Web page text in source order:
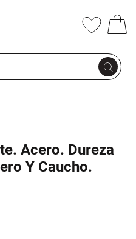
Acero. Dureza
Y Caucho.